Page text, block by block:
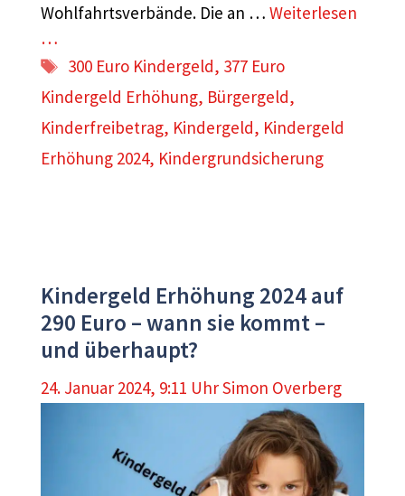
Wohlfahrtsverbände. Die an … Weiterlesen
…
Schlagwörter
300 Euro Kindergeld, 377 Euro
Kindergeld Erhöhung, Bürgergeld,
Kinderfreibetrag, Kindergeld, Kindergeld
Erhöhung 2024, Kindergrundsicherung
Kindergeld Erhöhung 2024 auf
290 Euro – wann sie kommt –
und überhaupt?
24. Januar 2024, 9:11 UhrSimon Overberg